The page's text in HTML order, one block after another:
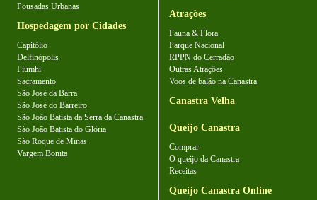
Pousadas Urbanas
Hospedagem por Cidades
Capitólio
Delfinópolis
Piumhi
Sacramento
São José da Barra
São José do Barreiro
São João Batista da Serra da Canastra
São João Batista do Glória
São Roque de Minas
Vargem Bonita
Atrações
Fauna & Flora
Parque Nacional
RPPN do Cerradão
Outras Atrações
Voos de balão na Canastra
Canastra Velha
Queijo Canastra
Comprar
O queijo da Canastra
Receitas
Queijo Canastra Online